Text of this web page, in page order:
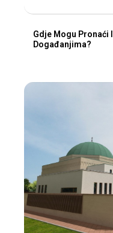
Gdje Mogu Pronaći
Događanjima?